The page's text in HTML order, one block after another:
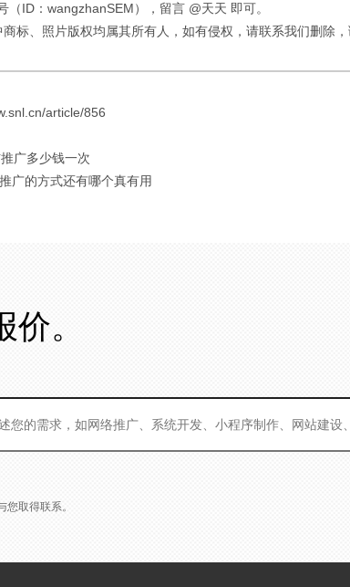
（ID：wangzhanSEM），留言 @天天 即可。
标、照片版权均属其所有人，如有侵权，请联系我们删除
article/856
广多少钱一次
广的方式还有哪个真有用
。
您取得联系。